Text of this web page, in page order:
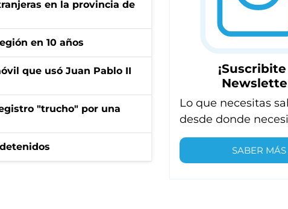
en la provincia de
en 10 años
que usó Juan Pablo II
"trucho" por una
Lo que necesitas
desde donde
SABER MÁS